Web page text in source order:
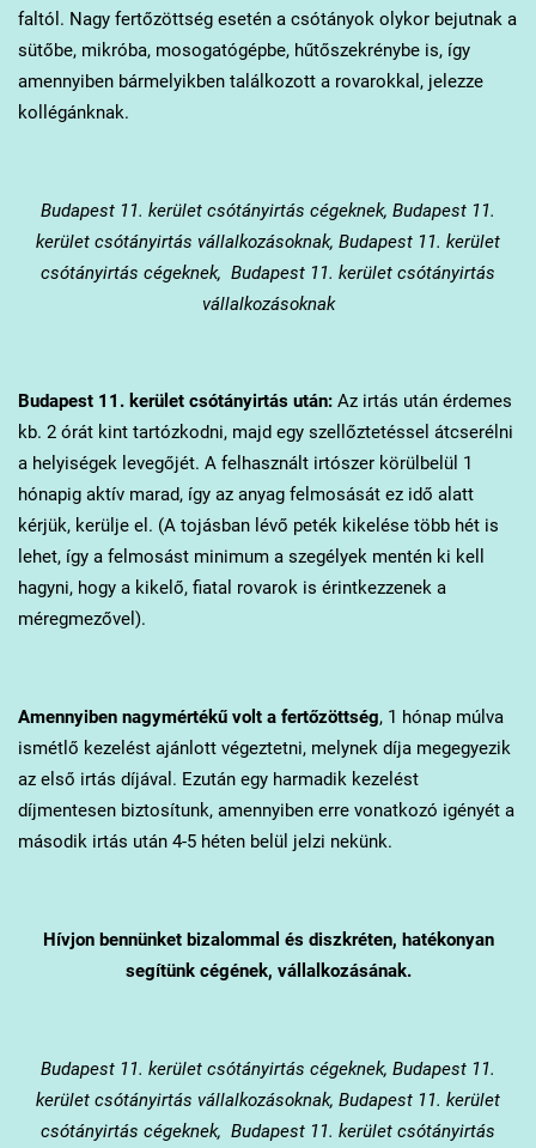
faltól. Nagy fertőzöttség esetén a csótányok olykor bejutnak a
sütőbe, mikróba, mosogatógépbe, hűtőszekrénybe is, így
amennyiben bármelyikben találkozott a rovarokkal, jelezze
kollégánknak.
Budapest 11. kerület csótányirtás cégeknek, Budapest 11.
kerület csótányirtás vállalkozásoknak, Budapest 11. kerület
csótányirtás cégeknek, Budapest 11. kerület csótányirtás
vállalkozásoknak
Budapest 11. kerületcsótányirtás után:Az irtás után érdemes
kb. 2 órát kint tartózkodni, majd egy szellőztetéssel átcserélni
a helyiségek levegőjét. A felhasznált irtószer körülbelül 1
hónapig aktív marad, így az anyag felmosását ez idő alatt
kérjük, kerülje el. (A tojásban lévő peték kikelése több hét is
lehet, így a felmosást minimum a szegélyek mentén ki kell
hagyni, hogy a kikelő, fiatal rovarok is érintkezzenek a
méregmezővel).
Amennyiben nagymértékű volt a fertőzöttség, 1 hónap múlva
ismétlő kezelést ajánlott végeztetni, melynek díja megegyezik
az első irtás díjával. Ezután egy harmadik kezelést
díjmentesen biztosítunk, amennyiben erre vonatkozó igényét a
második irtás után 4-5 héten belül jelzi nekünk.
Hívjon bennünket bizalommal és diszkréten, hatékonyan
segítünk cégének, vállalkozásának.
Budapest 11. kerület csótányirtás cégeknek, Budapest 11.
kerület csótányirtás vállalkozásoknak, Budapest 11. kerület
csótányirtás cégeknek, Budapest 11. kerület csótányirtás